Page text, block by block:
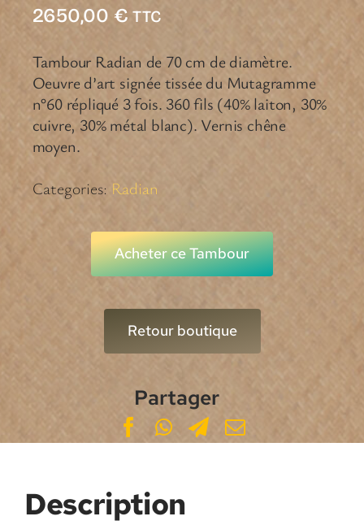
2650,00 € TTC
Tambour Radian de 70 cm de diamètre.
Oeuvre d’art signée tissée du Mutagramme
n°60 répliqué 3 fois. 360 fils (40% laiton, 30%
cuivre, 30% métal blanc). Vernis chêne
moyen.
Categories: Radian
Acheter ce Tambour
Retour boutique
Partager
Description